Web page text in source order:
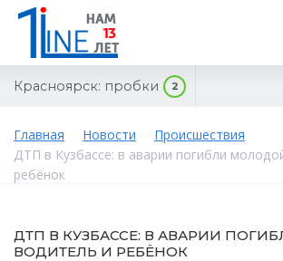
Красноярск: пробки 2
Главная Новости
Происшествия
ДТП в Кузбассе: в аварии погибли
ребёнок
ДТП В КУЗБАССЕ: В АВАРИИ
ВОДИТЕЛЬ И РЕБЁНОК